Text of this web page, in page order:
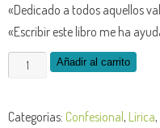
«Dedicado a todos aquellos
«Escribir este libro me ha
Añadir al carrito
Categorías: Confesional, Lírica,